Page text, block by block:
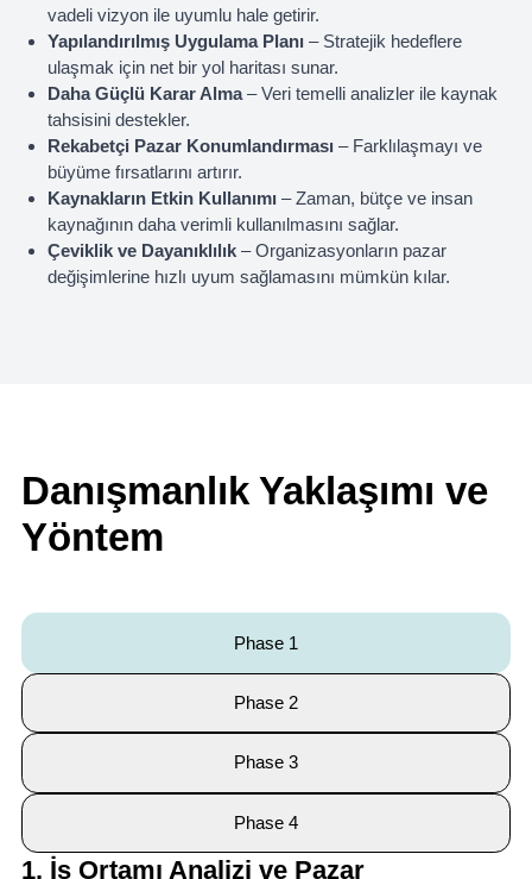
vadeli vizyon ile uyumlu hale getirir.
Yapılandırılmış Uygulama Planı– Stratejik hedeflere
ulaşmak için net bir yol haritası sunar.
Daha Güçlü Karar Alma– Veri temelli analizler ile kaynak
tahsisini destekler.
Rekabetçi Pazar Konumlandırması– Farklılaşmayı ve
büyüme fırsatlarını artırır.
Kaynakların Etkin Kullanımı– Zaman, bütçe ve insan
kaynağının daha verimli kullanılmasını sağlar.
Çeviklik ve Dayanıklılık– Organizasyonların pazar
değişimlerine hızlı uyum sağlamasını mümkün kılar.
Danışmanlık Yaklaşımı ve
Yöntem
Phase 1
Phase 2
Phase 3
Phase 4
1. İş Ortamı Analizi ve Pazar